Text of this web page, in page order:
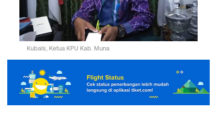
Kubais, Ketua KPU Kab. Muna